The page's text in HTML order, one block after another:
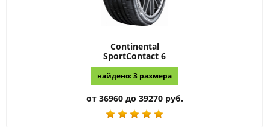
Continental
SportContact 6
найдено: 3 размера
от 36960 до 39270 руб.